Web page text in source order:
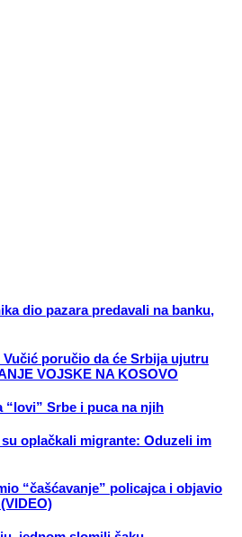
dio pazara predavali na banku,
Vučić poručio da će Srbija ujutru
VOJSKE NA KOSOVO
Srbe i puca na njih
oplačkali migrante: Oduzeli im
“čašćavanje” policajca i objavio